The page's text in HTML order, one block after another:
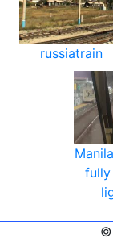
russiatrain
fully
©